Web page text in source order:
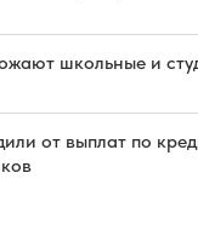
школьные и
от выплат по